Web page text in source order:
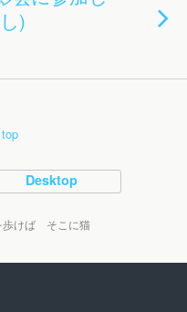
)
Desktop
歩けば そこに猫